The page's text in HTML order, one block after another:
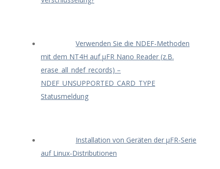
Verwenden Sie die NDEF-Methoden
mit dem NT4H auf μFR Nano Reader (z.B.
erase_all_ndef_records) –
NDEF_UNSUPPORTED_CARD_TYPE
Statusmeldung
Installation von Geräten der μFR-Serie
auf Linux-Distributionen